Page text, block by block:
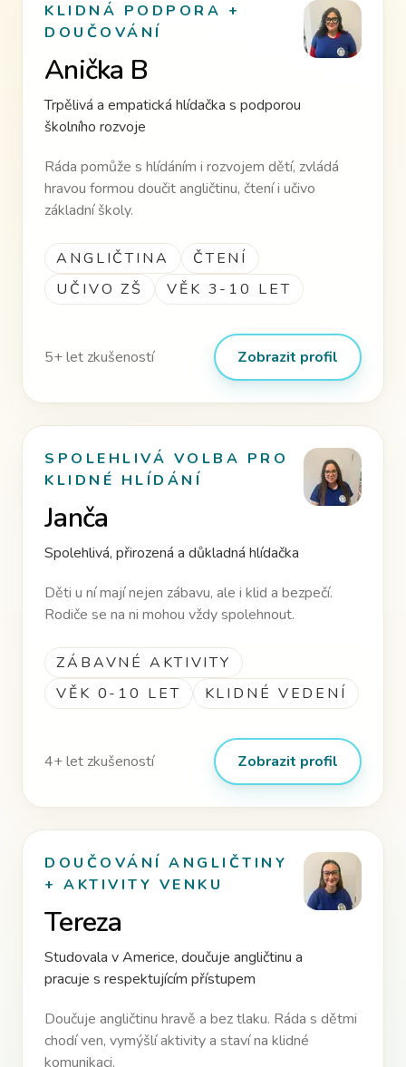
KLIDNÁ PODPORA +
DOUČOVÁNÍ
Anička B
Trpělivá a empatická hlídačka s podporou
školního rozvoje
Ráda pomůže s hlídáním i rozvojem dětí, zvládá
hravou formou doučit angličtinu, čtení i učivo
základní školy.
ANGLIČTINA
ČTENÍ
UČIVO ZŠ
VĚK 3-10 LET
5+ let zkušeností Zobrazit profil
SPOLEHLIVÁ VOLBA PRO
KLIDNÉ HLÍDÁNÍ
Janča
Spolehlivá, přirozená a důkladná hlídačka
Děti u ní mají nejen zábavu, ale i klid a bezpečí.
Rodiče se na ni mohou vždy spolehnout.
ZÁBAVNÉ AKTIVITY
VĚK 0-10 LET
KLIDNÉ VEDENÍ
4+ let zkušeností Zobrazit profil
DOUČOVÁNÍ ANGLIČTINY
+ AKTIVITY VENKU
Tereza
Studovala v Americe, doučuje angličtinu a
pracuje s respektujícím přístupem
Doučuje angličtinu hravě a bez tlaku. Ráda s dětmi
chodí ven, vymýšlí aktivity a staví na klidné
komunikaci.